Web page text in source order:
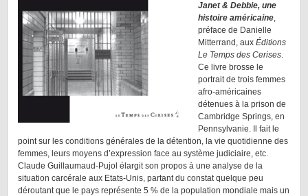
Janet & Debbie, une
histoire américaine,
préface de Danielle
Mitterrand, aux Éditions
Le Temps des Cerises.
Ce livre brosse le
portrait de trois femmes
afro-américaines
détenues à la prison de
Cambridge Springs, en
Pennsylvanie. Il fait le
point sur les conditions générales de la détention, la vie quotidienne des
femmes, leurs moyens d’expression face au système judiciaire, etc.
Claude Guillaumaud-Pujol élargit son propos à une analyse de la
situation carcérale aux Etats-Unis, partant du constat quelque peu
déroutant que le pays représente 5 % de la population mondiale mais un